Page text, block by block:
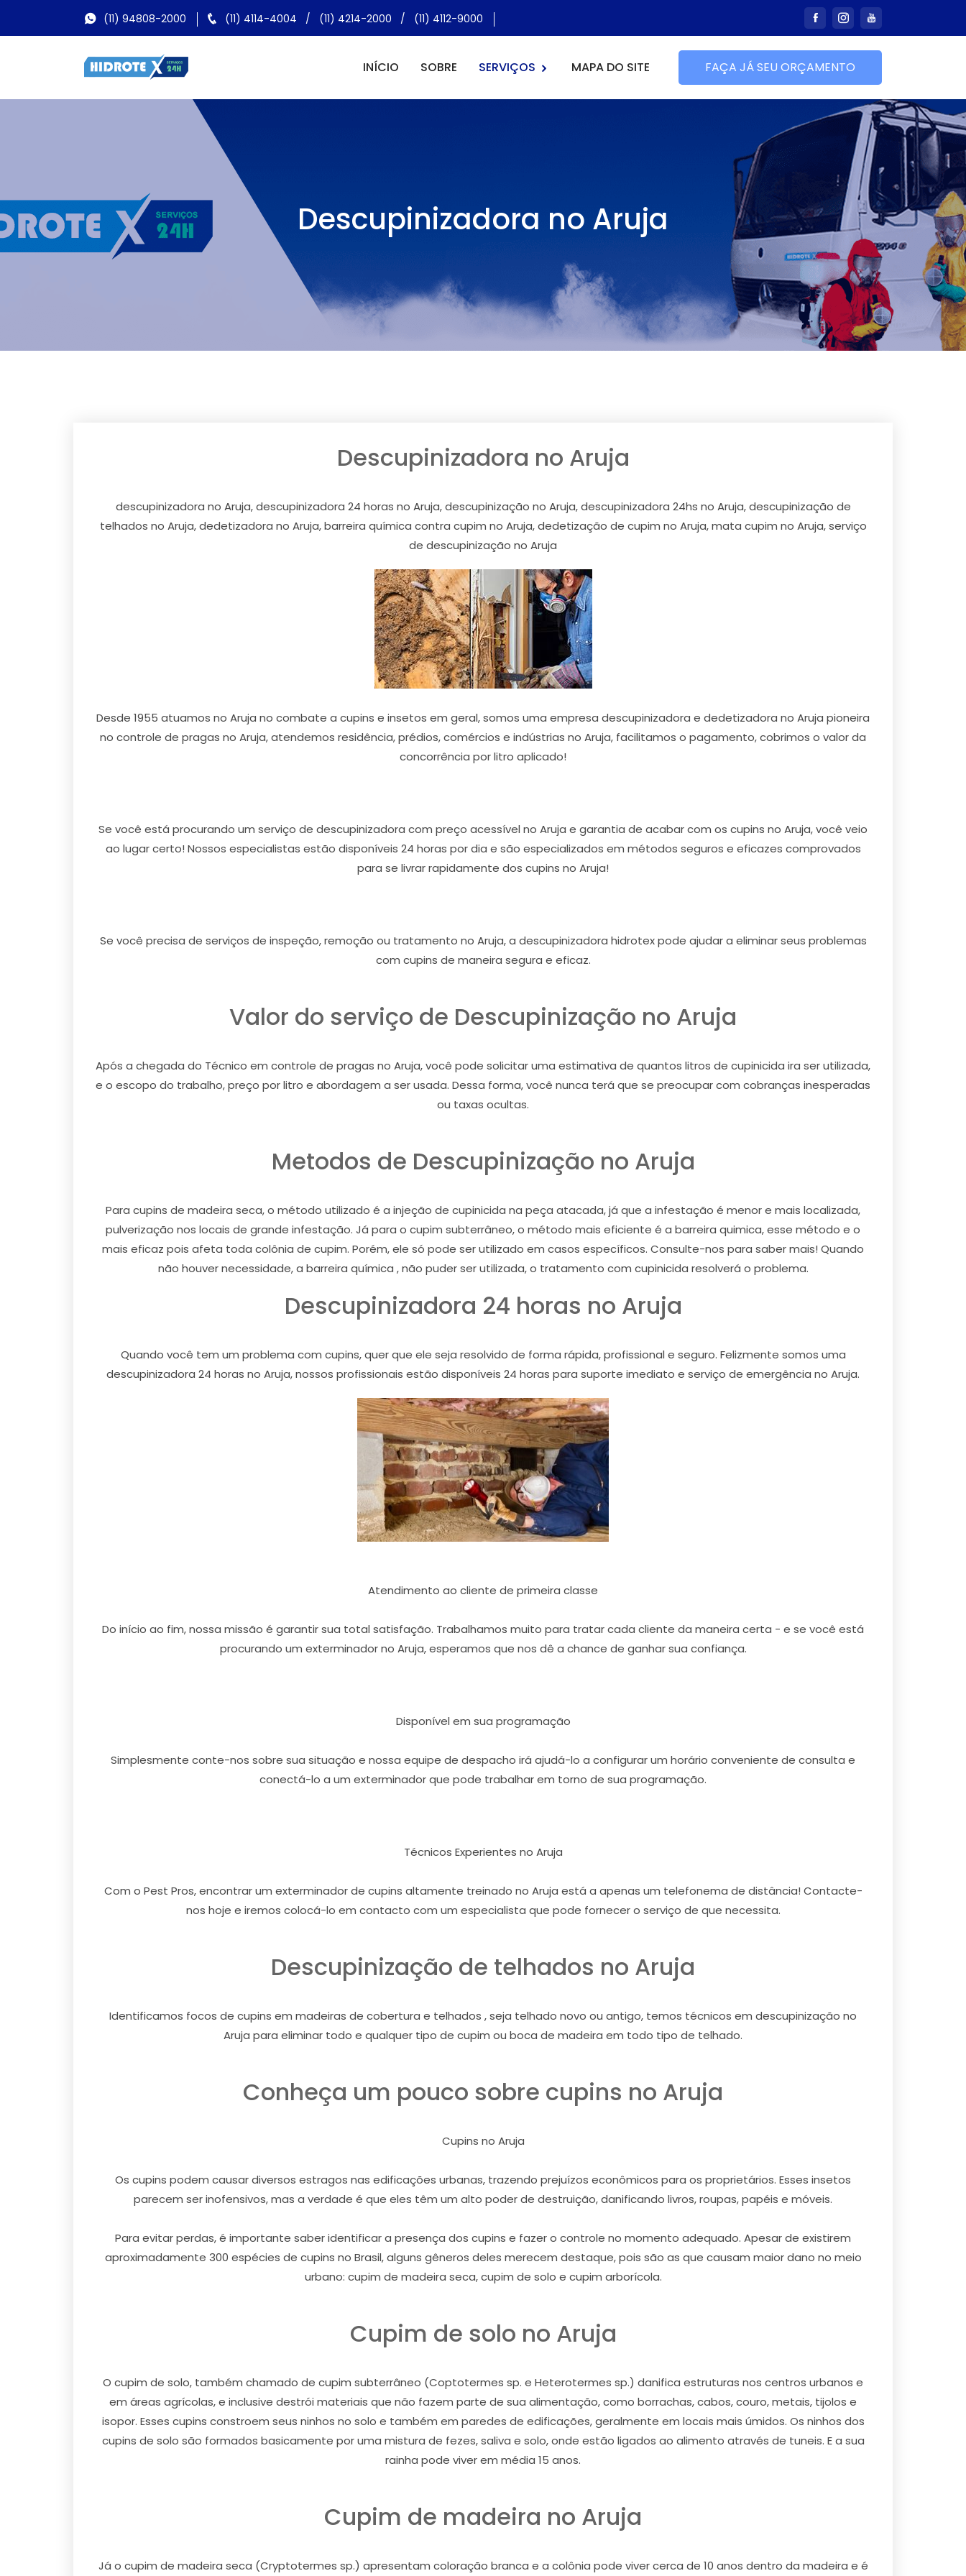
(11) 94808-2000 (11) 4114-4004 / (11) 4214-2000 / (11) 4112-9000
INÍCIO SOBRE SERVIÇOS MAPA DO SITE FAÇA JÁ SEU ORÇAMENTO
Descupinizadora no Aruja
Descupinizadora no Aruja
descupinizadora no Aruja, descupinizadora 24 horas no Aruja, descupinização no Aruja, descupinizadora 24hs no Aruja, descupinização de
telhados no Aruja, dedetizadora no Aruja, barreira química contra cupim no Aruja, dedetização de cupim no Aruja, mata cupim no Aruja, serviço
de descupinização no Aruja
Desde 1955 atuamos no Aruja no combate a cupins e insetos em geral, somos uma empresa descupinizadora e dedetizadora no Aruja pioneira
no controle de pragas no Aruja, atendemos residência, prédios, comércios e indústrias no Aruja, facilitamos o pagamento, cobrimos o valor da
concorrência por litro aplicado!
Se você está procurando um serviço de descupinizadora com preço acessível no Aruja e garantia de acabar com os cupins no Aruja, você veio
ao lugar certo! Nossos especialistas estão disponíveis 24 horas por dia e são especializados em métodos seguros e eficazes comprovados
para se livrar rapidamente dos cupins no Aruja!
Se você precisa de serviços de inspeção, remoção ou tratamento no Aruja, a descupinizadora hidrotex pode ajudar a eliminar seus problemas
com cupins de maneira segura e eficaz.
Valor do serviço de Descupinização no Aruja
Após a chegada do Técnico em controle de pragas no Aruja, você pode solicitar uma estimativa de quantos litros de cupinicida ira ser utilizada,
e o escopo do trabalho, preço por litro e abordagem a ser usada. Dessa forma, você nunca terá que se preocupar com cobranças inesperadas
ou taxas ocultas.
Metodos de Descupinização no Aruja
Para cupins de madeira seca, o método utilizado é a injeção de cupinicida na peça atacada, já que a infestação é menor e mais localizada,
pulverização nos locais de grande infestação. Já para o cupim subterrâneo, o método mais eficiente é a barreira quimica, esse método e o
mais eficaz pois afeta toda colônia de cupim. Porém, ele só pode ser utilizado em casos específicos. Consulte-nos para saber mais! Quando
não houver necessidade, a barreira química , não puder ser utilizada, o tratamento com cupinicida resolverá o problema.
Descupinizadora 24 horas no Aruja
Quando você tem um problema com cupins, quer que ele seja resolvido de forma rápida, profissional e seguro. Felizmente somos uma
descupinizadora 24 horas no Aruja, nossos profissionais estão disponíveis 24 horas para suporte imediato e serviço de emergência no Aruja.
Atendimento ao cliente de primeira classe
Do início ao fim, nossa missão é garantir sua total satisfação. Trabalhamos muito para tratar cada cliente da maneira certa - e se você está
procurando um exterminador no Aruja, esperamos que nos dê a chance de ganhar sua confiança.
Disponível em sua programação
Simplesmente conte-nos sobre sua situação e nossa equipe de despacho irá ajudá-lo a configurar um horário conveniente de consulta e
conectá-lo a um exterminador que pode trabalhar em torno de sua programação.
Técnicos Experientes no Aruja
Com o Pest Pros, encontrar um exterminador de cupins altamente treinado no Aruja está a apenas um telefonema de distância! Contacte-
nos hoje e iremos colocá-lo em contacto com um especialista que pode fornecer o serviço de que necessita.
Descupinização de telhados no Aruja
Identificamos focos de cupins em madeiras de cobertura e telhados , seja telhado novo ou antigo, temos técnicos em descupinização no
Aruja para eliminar todo e qualquer tipo de cupim ou boca de madeira em todo tipo de telhado.
Conheça um pouco sobre cupins no Aruja
Cupins no Aruja
Os cupins podem causar diversos estragos nas edificações urbanas, trazendo prejuízos econômicos para os proprietários. Esses insetos
parecem ser inofensivos, mas a verdade é que eles têm um alto poder de destruição, danificando livros, roupas, papéis e móveis.
Para evitar perdas, é importante saber identificar a presença dos cupins e fazer o controle no momento adequado. Apesar de existirem
aproximadamente 300 espécies de cupins no Brasil, alguns gêneros deles merecem destaque, pois são as que causam maior dano no meio
urbano: cupim de madeira seca, cupim de solo e cupim arborícola.
Cupim de solo no Aruja
O cupim de solo, também chamado de cupim subterrâneo (Coptotermes sp. e Heterotermes sp.) danifica estruturas nos centros urbanos e
em áreas agrícolas, e inclusive destrói materiais que não fazem parte de sua alimentação, como borrachas, cabos, couro, metais, tijolos e
isopor. Esses cupins constroem seus ninhos no solo e também em paredes de edificações, geralmente em locais mais úmidos. Os ninhos dos
cupins de solo são formados basicamente por uma mistura de fezes, saliva e solo, onde estão ligados ao alimento através de tuneis. E a sua
rainha pode viver em média 15 anos.
Cupim de madeira no Aruja
Já o cupim de madeira seca (Cryptotermes sp.) apresentam coloração branca e a colônia pode viver cerca de 10 anos dentro da madeira e é